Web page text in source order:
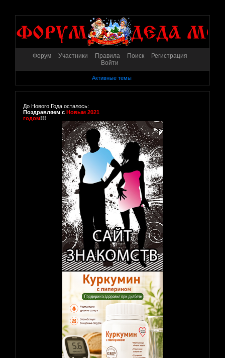
Форум Участники Правила Поиск
Регистрация
Войти
Активные темы
До Нового Года осталось:
Поздравляем с Новым 2021
годом!!!